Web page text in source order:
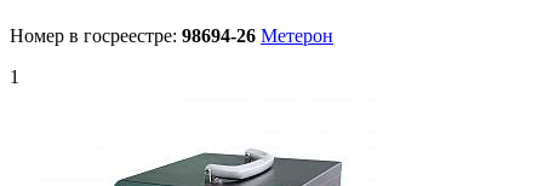
Номер в госреестре: 98694-26 Метерон
1